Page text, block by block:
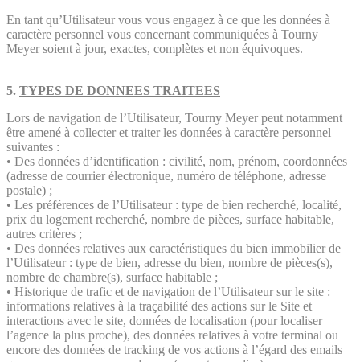
En tant qu’Utilisateur vous vous engagez à ce que les données à
caractère personnel vous concernant communiquées à Tourny
Meyer soient à jour, exactes, complètes et non équivoques.
5. TYPES DE DONNEES TRAITEES
Lors de navigation de l’Utilisateur, Tourny Meyer peut notamment
être amené à collecter et traiter les données à caractère personnel
suivantes :
• Des données d’identification : civilité, nom, prénom, coordonnées
(adresse de courrier électronique, numéro de téléphone, adresse
postale) ;
• Les préférences de l’Utilisateur : type de bien recherché, localité,
prix du logement recherché, nombre de pièces, surface habitable,
autres critères ;
• Des données relatives aux caractéristiques du bien immobilier de
l’Utilisateur : type de bien, adresse du bien, nombre de pièces(s),
nombre de chambre(s), surface habitable ;
• Historique de trafic et de navigation de l’Utilisateur sur le site :
informations relatives à la traçabilité des actions sur le Site et
interactions avec le site, données de localisation (pour localiser
l’agence la plus proche), des données relatives à votre terminal ou
encore des données de tracking de vos actions à l’égard des emails